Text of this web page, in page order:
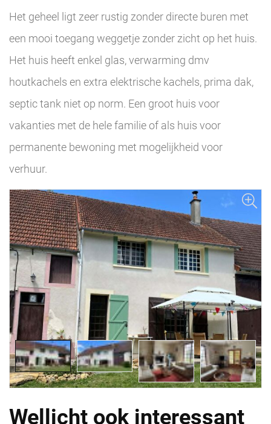
Het geheel ligt zeer rustig zonder directe buren met
een mooi toegang weggetje zonder zicht op het huis.
Het huis heeft enkel glas, verwarming dmv
houtkachels en extra elektrische kachels, prima dak,
septic tank niet op norm. Een groot huis voor
vakanties met de hele familie of als huis voor
permanente bewoning met mogelijkheid voor
verhuur.
Wellicht ook interessant